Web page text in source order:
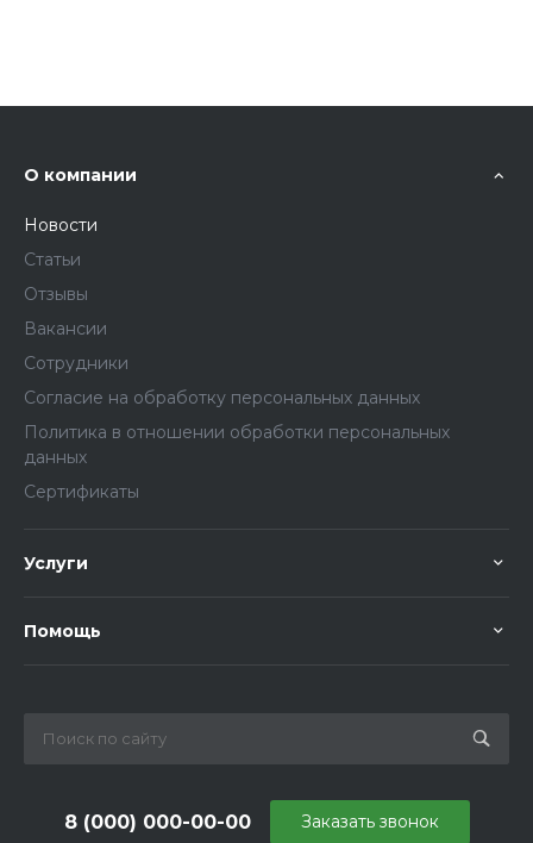
О компании
Новости
Статьи
Отзывы
Вакансии
Сотрудники
Согласие на обработку персональных данных
Политика в отношении обработки персональных
данных
Сертификаты
Услуги
Помощь
8 (000) 000-00-00 Заказать звонок